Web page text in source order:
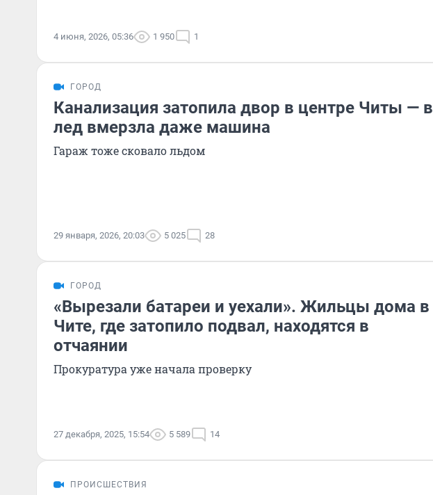
4 июня, 2026, 05:36 1 950 1
ГОРОД
Канализация затопила двор в центре Читы — в
лед вмерзла даже машина
Гараж тоже сковало льдом
29 января, 2026, 20:03 5 025 28
ГОРОД
«Вырезали батареи и уехали». Жильцы дома в
Чите, где затопило подвал, находятся в
отчаянии
Прокуратура уже начала проверку
27 декабря, 2025, 15:54 5 589 14
ПРОИСШЕСТВИЯ